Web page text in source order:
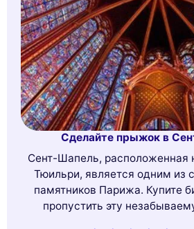
Сделайте прыжок в
Сент-Шапель, расположенная
Тюильри, является одним из
памятников Парижа. Купите
пропустить эту